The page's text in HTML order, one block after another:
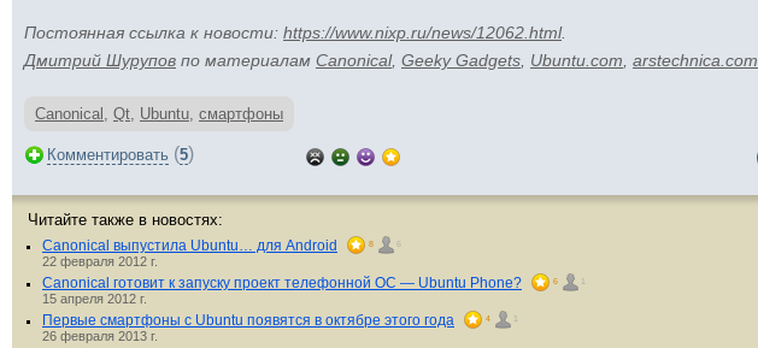
Постоянная ссылка к новости: https://www.nixp.ru/news/12062.html.
Дмитрий Шурупов по материалам Canonical, Geeky Gadgets Ubuntu.com arstechnica.com
Canonical , Qt, Ubuntu, смартфоны
Комментировать (5)
Читайте также в новостях:
Canonical выпустила Ubuntu… для Android 8 6
22 февраля 2012 г.
Canonical готовит к запуску проект телефонной ОС — Ubuntu Phone? 6 1
15 апреля 2012 г.
Первые смартфоны с Ubuntu появятся в октябре этого года 4 1
26 февраля 2013 г.